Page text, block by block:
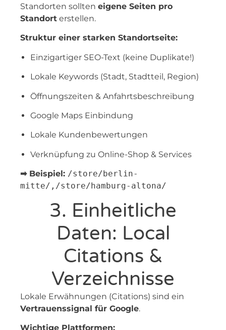
Standorten sollten eigene Seiten pro
Standort erstellen.
Struktur einer starken Standortseite:
Einzigartiger SEO-Text (keine Duplikate!)
Lokale Keywords (Stadt, Stadtteil, Region)
Öffnungszeiten & Anfahrtsbeschreibung
Google Maps Einbindung
Lokale Kundenbewertungen
Verknüpfung zu Online-Shop & Services
➡ Beispiel: /store/berlin-
mitte/, /store/hamburg-altona/
3. Einheitliche
Daten: Local
Citations &
Verzeichnisse
Lokale Erwähnungen (Citations) sind ein
Vertrauenssignal für Google.
Wichtige Plattformen: